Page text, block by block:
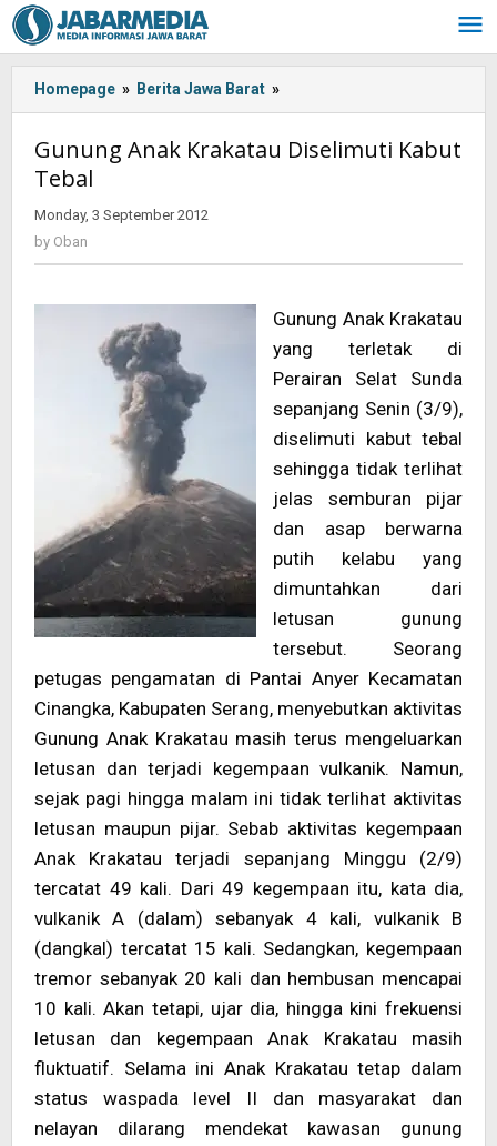
Skip
to
content
Homepage » Berita Jawa Barat »
-:IN-
>Gunung
-
>
Gunung Anak Krakatau Diselimuti Kabut
Tebal
Monday, 3 September 2012
by Oban
Gunung Anak Krakatau
yang terletak di
Perairan Selat Sunda
sepanjang Senin (3/9),
diselimuti kabut tebal
sehingga tidak terlihat
jelas semburan pijar
dan asap berwarna
putih kelabu yang
dimuntahkan dari
letusan gunung
tersebut. Seorang
petugas pengamatan di Pantai Anyer Kecamatan
Cinangka, Kabupaten Serang, menyebutkan aktivitas
Gunung Anak Krakatau masih terus mengeluarkan
letusan dan terjadi kegempaan vulkanik. Namun,
sejak pagi hingga malam ini tidak terlihat aktivitas
letusan maupun pijar. Sebab aktivitas kegempaan
Anak Krakatau terjadi sepanjang Minggu (2/9)
tercatat 49 kali. Dari 49 kegempaan itu, kata dia,
vulkanik A (dalam) sebanyak 4 kali, vulkanik B
(dangkal) tercatat 15 kali. Sedangkan, kegempaan
tremor sebanyak 20 kali dan hembusan mencapai
10 kali. Akan tetapi, ujar dia, hingga kini frekuensi
letusan dan kegempaan Anak Krakatau masih
fluktuatif. Selama ini Anak Krakatau tetap dalam
status waspada level II dan masyarakat dan
nelayan dilarang mendekat kawasan gunung